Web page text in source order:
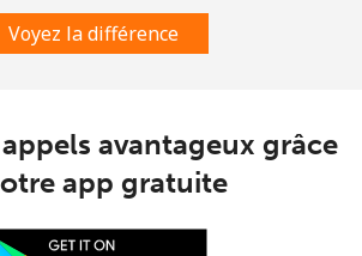
Voyez la différence
appels avantageux grâce
app gratuite